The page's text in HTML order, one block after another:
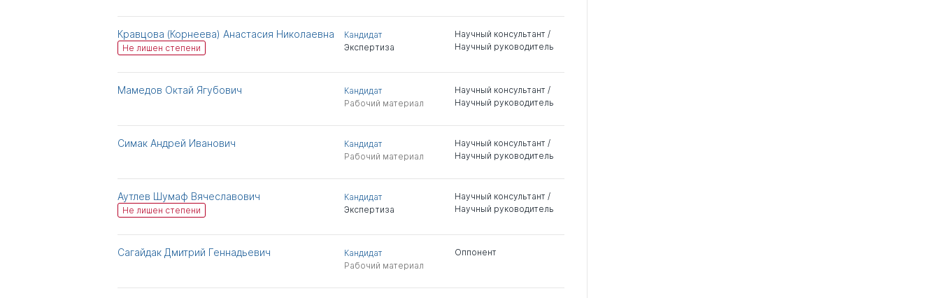
Кравцова (Корнеева) Анастасия Николаевна
Не лишен степени
Кандидат
Экспертиза
Научный консультант /
Научный руководитель
Мамедов Октай Ягубович
Кандидат
Рабочий материал
Научный консультант /
Научный руководитель
Симак Андрей Иванович
Кандидат
Рабочий материал
Научный консультант /
Научный руководитель
Аутлев Шумаф Вячеславович
Не лишен степени
Кандидат
Экспертиза
Научный консультант /
Научный руководитель
Сагайдак Дмитрий Геннадьевич
Кандидат
Рабочий материал
Оппонент